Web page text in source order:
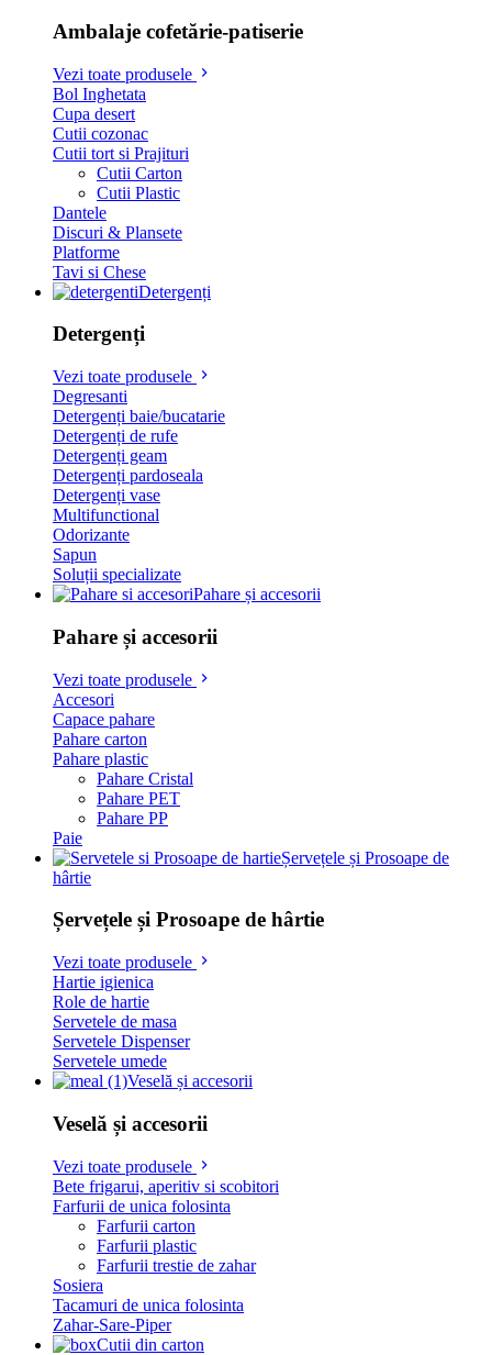
Ambalaje cofetărie-patiserie
Vezi toate produsele
Bol Inghetata
Cupa desert
Cutii cozonac
Cutii tort si Prajituri
Cutii Carton
Cutii Plastic
Dantele
Discuri & Plansete
Platforme
Tavi si Chese
Detergenți
Detergenți
Vezi toate produsele
Degresanti
Detergenți baie/bucatarie
Detergenți de rufe
Detergenți geam
Detergenți pardoseala
Detergenți vase
Multifunctional
Odorizante
Sapun
Soluții specializate
Pahare și accesorii
Pahare și accesorii
Vezi toate produsele
Accesori
Capace pahare
Pahare carton
Pahare plastic
Pahare Cristal
Pahare PET
Pahare PP
Paie
Șervețele și Prosoape de
hârtie
Șervețele și Prosoape de hârtie
Vezi toate produsele
Hartie igienica
Role de hartie
Servetele de masa
Servetele Dispenser
Servetele umede
Veselă și accesorii
Veselă și accesorii
Vezi toate produsele
Bete frigarui, aperitiv si scobitori
Farfurii de unica folosinta
Farfurii carton
Farfurii plastic
Farfurii trestie de zahar
Sosiera
Tacamuri de unica folosinta
Zahar-Sare-Piper
Cutii din carton